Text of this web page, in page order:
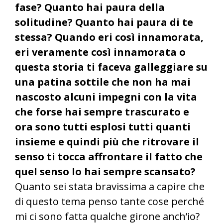
fase? Quanto hai paura della
solitudine? Quanto hai paura di te
stessa? Quando eri così innamorata,
eri veramente così innamorata o
questa storia ti faceva galleggiare su
una patina sottile che non ha mai
nascosto alcuni impegni con la vita
che forse hai sempre trascurato e
ora sono tutti esplosi tutti quanti
insieme e quindi più che ritrovare il
senso ti tocca affrontare il fatto che
quel senso lo hai sempre scansato?
Quanto sei stata bravissima a capire che
di questo tema penso tante cose perché
mi ci sono fatta qualche girone anch’io?